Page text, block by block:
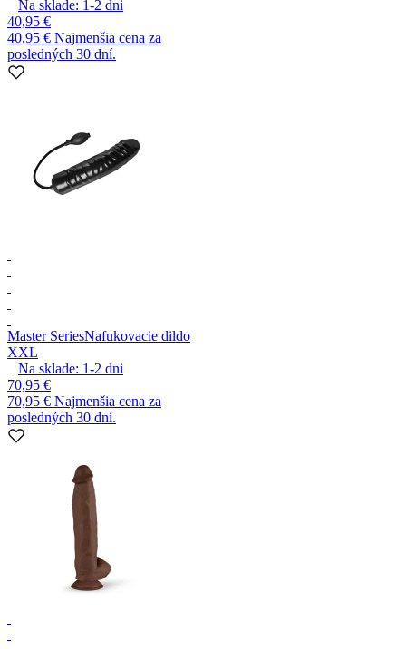
Na sklade: 1-2 dni
40,95 €
40,95 € Najmenšia cena za
posledných 30 dní.
Master SeriesNafukovacie dildo
XXL
Na sklade: 1-2 dni
70,95 €
70,95 € Najmenšia cena za
posledných 30 dní.